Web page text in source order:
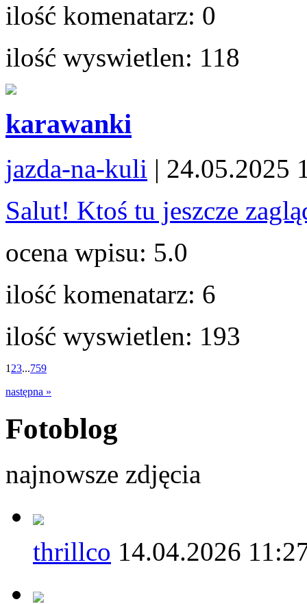
ilość komenatarz: 0
ilość wyswietlen: 118
karawanki
jazda-na-kuli | 24.05.2025
Salut! Ktoś tu jeszcze
ocena wpisu: 5.0
ilość komenatarz: 6
ilość wyswietlen: 193
1 23...759
następna »
Fotoblog
najnowsze zdjęcia
thrillco 14.04.2026